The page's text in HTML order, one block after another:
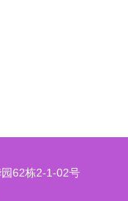
62栋2-1-02号